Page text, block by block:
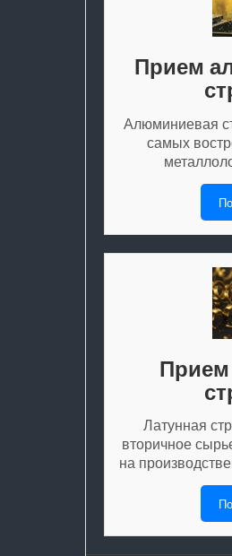
Прием
Алюминиевая
самых
Прием
Латунная
вторичное
на